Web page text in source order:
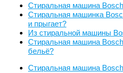
Стиральная машина
Стиральная машинка
и прыгает?
Из стиральной машины
Стиральная машина
бельё?
Стиральная машина